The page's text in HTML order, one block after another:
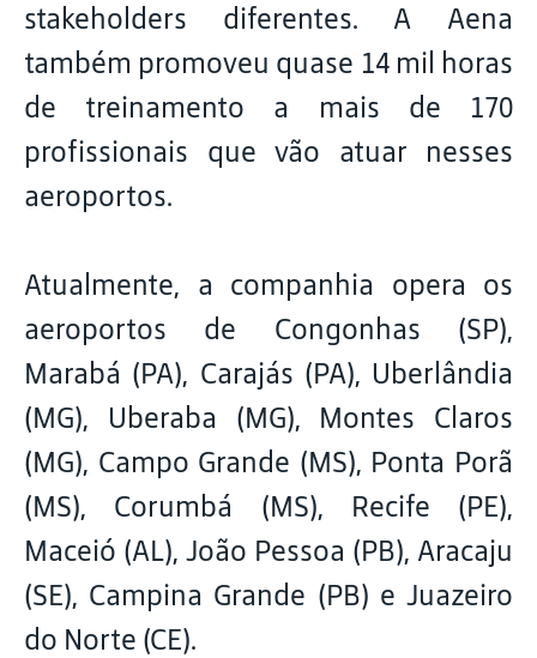
stakeholders diferentes. A Aena
também promoveu quase 14 mil horas
de treinamento a mais de 170
profissionais que vão atuar nesses
aeroportos.
Atualmente, a companhia opera os
aeroportos de Congonhas (SP),
Marabá (PA), Carajás (PA), Uberlândia
(MG), Uberaba (MG), Montes Claros
(MG), Campo Grande (MS), Ponta Porã
(MS), Corumbá (MS), Recife (PE),
Maceió (AL), João Pessoa (PB), Aracaju
(SE), Campina Grande (PB) e Juazeiro
do Norte (CE).